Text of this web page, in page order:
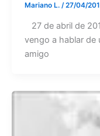
Mariano L. /27/04/
27 de abril de
vengo a hablar de
amigo